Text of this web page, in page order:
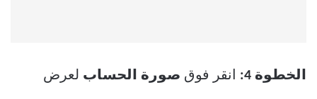
الخطوة 4: انقر فوق صورة الحساب لعرض